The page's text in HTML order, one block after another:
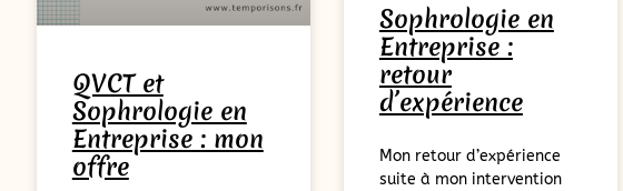
QVCT et
Sophrologie en
Entreprise : mon
offre
Sophrologie en
Entreprise :
retour
d’expérience
Mon retour d’expérience
suite à mon intervention